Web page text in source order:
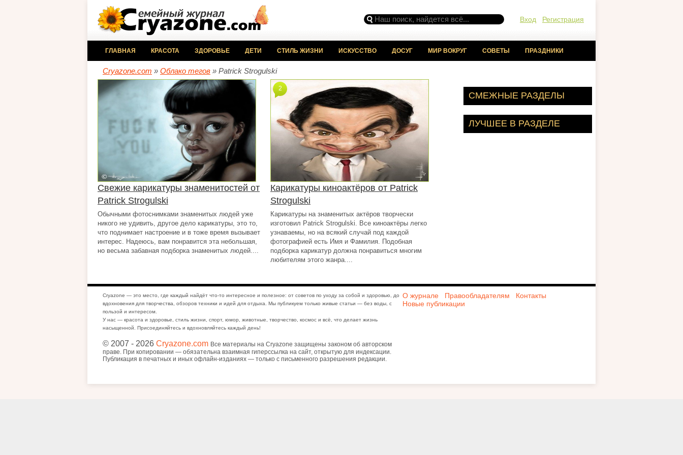
Вход Регистрация
ГЛАВНАЯ КРАСОТА ЗДОРОВЬЕ ДЕТИ СТИЛЬ ЖИЗНИ ИСКУССТВО ДОСУГ МИР ВОКРУГ СОВЕТЫ ПРАЗДНИКИ
Cryazone.com » Облако тегов » Patrick Strogulski
Свежие карикатуры знаменитостей от
Patrick Strogulski
Обычными фотоснимками знаменитых людей уже
никого не удивить, другое дело карикатуры, это то,
что поднимает настроение и в тоже время вызывает
интерес. Надеюсь, вам понравится эта небольшая,
но весьма забавная подборка знаменитых людей....
Карикатуры киноактёров от Patrick
Strogulski
Карикатуры на знаменитых актёров творчески
изготовил Patrick Strogulski. Все киноактёры легко
узнаваемы, но на всякий случай под каждой
фотографией есть Имя и Фамилия. Подобная
подборка карикатур должна понравиться многим
любителям этого жанра....
2
СМЕЖНЫЕ РАЗДЕЛЫ
ЛУЧШЕЕ В РАЗДЕЛЕ
Cryazone — это место, где каждый найдёт что-то интересное и полезное: от советов по уходу за собой и здоровью, до
вдохновения для творчества, обзоров техники и идей для отдыха. Мы публикуем только живые статьи — без воды, с
пользой и интересом.
У нас — красота и здоровье, стиль жизни, спорт, юмор, животные, творчество, космос и всё, что делает жизнь
насыщенной. Присоединяйтесь и вдохновляйтесь каждый день!
© 2007 - 2026 Cryazone.com Все материалы на Cryazone защищены законом об авторском
праве. При копировании — обязательна взаимная гиперссылка на сайт, открытую для индексации.
Публикация в печатных и иных офлайн-изданиях — только с письменного разрешения редакции.
О журнале Правообладателям
Контакты
Новые публикации